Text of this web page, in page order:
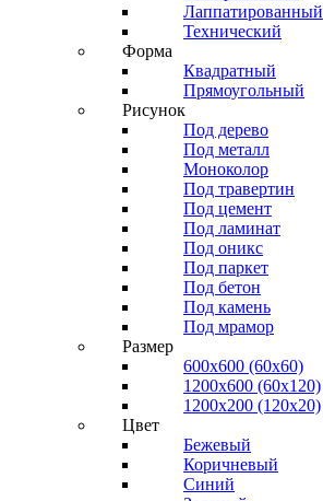
Лаппатированный
Технический
Форма
Квадратный
Прямоугольный
Рисунок
Под дерево
Под металл
Моноколор
Под травертин
Под цемент
Под ламинат
Под оникс
Под паркет
Под бетон
Под камень
Под мрамор
Размер
600х600 (60х60)
1200х600 (60х120)
1200х200 (120x20)
Цвет
Бежевый
Коричневый
Синий